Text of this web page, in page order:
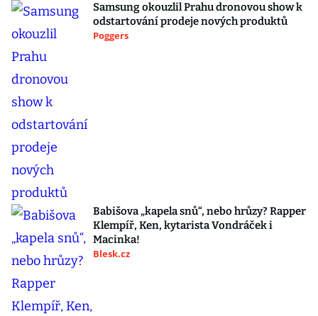
Samsung okouzlil Prahu dronovou show k
odstartování prodeje nových produktů
Poggers
Babišova „kapela snů“, nebo hrůzy? Rapper
Klempíř, Ken, kytarista Vondráček i
Macinka!
Blesk.cz